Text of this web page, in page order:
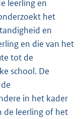
leerling en
het
en
en die van het
tot de
school. De
in het kader
de leerling of het